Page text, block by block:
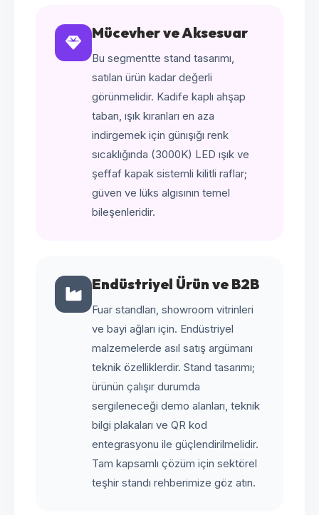
Mücevher ve Aksesuar
Bu segmentte stand tasarımı,
satılan ürün kadar değerli
görünmelidir. Kadife kaplı ahşap
taban, ışık kıranları en aza
indirgemek için günışığı renk
sıcaklığında (3000K) LED ışık ve
şeffaf kapak sistemli kilitli raflar;
güven ve lüks algısının temel
bileşenleridir.
Endüstriyel Ürün ve B2B
Fuar standları, showroom vitrinleri
ve bayi ağları için. Endüstriyel
malzemelerde asıl satış argümanı
teknik özelliklerdir. Stand tasarımı;
ürünün çalışır durumda
sergileneceği demo alanları, teknik
bilgi plakaları ve QR kod
entegrasyonu ile güçlendirilmelidir.
Tam kapsamlı çözüm için sektörel
teşhir standı rehberimize göz atın.